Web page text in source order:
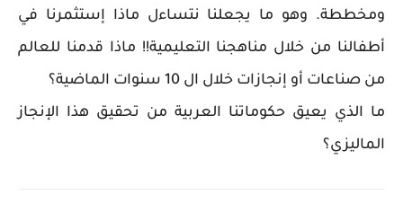
ومخططة. وهو ما يجعلنا نتساءل ماذا إستثمرنا في
أطفالنا من خلال مناهجنا التعليمية!! ماذا قدمنا للعالم
من صناعات أو إنجازات خلال ال 10 سنوات الماضية؟
ما الذي يعيق حكوماتنا العربية من تحقيق هذا الإنجاز
الماليزي؟